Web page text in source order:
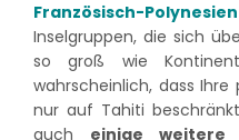
Französisch-Polynesien
Inselgruppen, die sich
so groß wie
wahrscheinlich, dass
nur auf Tahiti
auch einige weitere